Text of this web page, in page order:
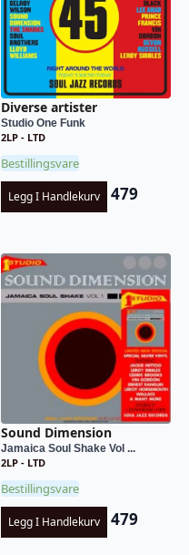
Diverse artister
Studio One Funk
2LP - LTD
Bestillingsvare
Legg I Handlekurv 479
Sound Dimension
Jamaica Soul Shake Vol ...
2LP - LTD
Bestillingsvare
Legg I Handlekurv 479